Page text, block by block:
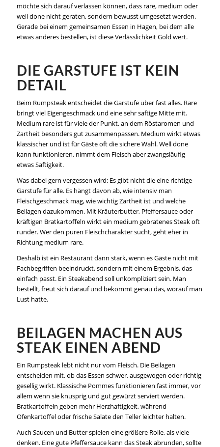
möchte sich darauf verlassen können, dass rare, medium oder
well done nicht geraten, sondern bewusst umgesetzt werden.
Gerade bei einem gemeinsamen Essen in Hagen, bei dem alle
etwas anderes bestellen, ist diese Verlässlichkeit Gold wert.
DIE GARSTUFE IST KEIN
DETAIL
Beim Rumpsteak entscheidet die Garstufe über fast alles. Rare
bringt viel Eigengeschmack und eine sehr saftige Mitte mit.
Medium rare ist für viele der Punkt, an dem Röstaromen und
Zartheit besonders gut zusammenpassen. Medium wirkt etwas
klassischer und ist für Gäste oft die sichere Wahl. Well done
kann funktionieren, nimmt dem Fleisch aber zwangsläufig
etwas Saftigkeit.
Was dabei gern vergessen wird: Es gibt nicht die eine richtige
Garstufe für alle. Es hängt davon ab, wie intensiv man
Fleischgeschmack mag, wie wichtig Zartheit ist und welche
Beilagen dazukommen. Mit Kräuterbutter, Pfeffersauce oder
kräftigen Bratkartoffeln wirkt ein medium gebratenes Steak oft
runder. Wer den puren Fleischcharakter sucht, geht eher in
Richtung medium rare.
Deshalb ist ein Restaurant dann stark, wenn es Gäste nicht mit
Fachbegriffen beeindruckt, sondern mit einem Ergebnis, das
einfach passt. Ein Steakabend soll unkompliziert sein. Man
bestellt, freut sich darauf und bekommt genau das, worauf man
Lust hatte.
BEILAGEN MACHEN AUS
STEAK EINEN ABEND
Ein Rumpsteak lebt nicht nur vom Fleisch. Die Beilagen
entscheiden mit, ob das Essen schwer, ausgewogen oder richtig
gesellig wirkt. Klassische Pommes funktionieren fast immer, vor
allem wenn sie knusprig und gut gewürzt serviert werden.
Bratkartoffeln geben mehr Herzhaftigkeit, während
Ofenkartoffel oder frische Salate den Teller leichter halten.
Auch Saucen und Butter spielen eine größere Rolle, als viele
denken. Eine gute Pfeffersauce kann das Steak abrunden, sollte